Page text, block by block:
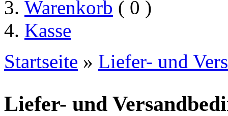
Warenkorb ( 0 )
Kasse
Startseite » Liefer- und
Liefer- und